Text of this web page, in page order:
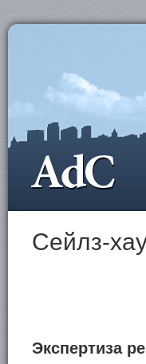
Сейлз-
Экспертиза